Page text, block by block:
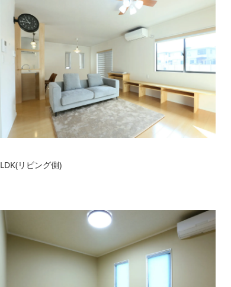
LDK(リビング側)